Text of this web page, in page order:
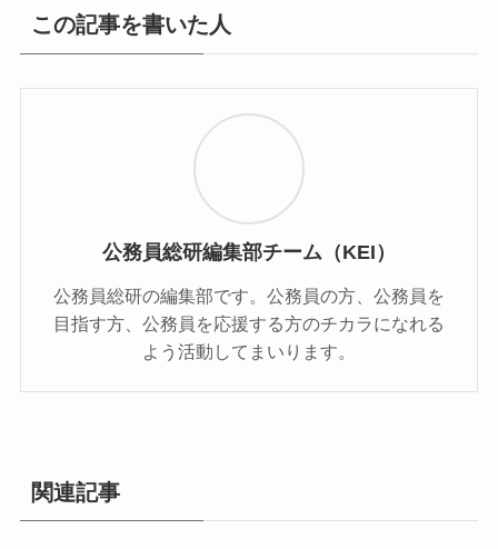
この記事を書いた人
公務員総研編集部チーム（KEI）
公務員総研の編集部です。公務員の方、公務員を
目指す方、公務員を応援する方のチカラになれる
よう活動してまいります。
関連記事